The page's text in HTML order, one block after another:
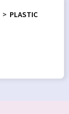
> PLASTIC